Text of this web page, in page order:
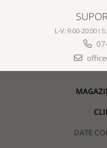
L-V: 9:00-20:00 I
DATE